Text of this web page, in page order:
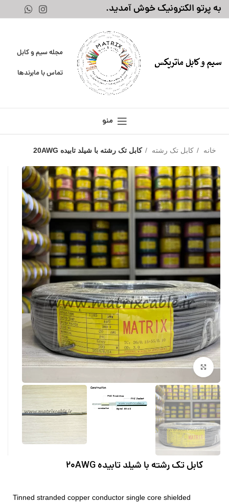
به پرتو الکترونیک خوش آمدید.
مجله سیم و کابل
تماس با مابرندها
منو
خانه کابل تک رشته کابل تک رشته با شیلد تابیده 20AWG
بزرگنمایی تصویر
کابل تک رشته با شیلد تابیده 20AWG
Tinned stranded copper conductor single core shielded